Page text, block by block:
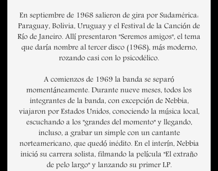
En septiembre de 1968 salieron de gira por Sudamérica:
Paraguay, Bolivia, Uruguay y el Festival de la Canción de
Río de Janeiro. Allí presentaron "Seremos amigos", el tema
que daría nombre al tercer disco (1968), más moderno,
rozando casi con lo psicodélico.
A comienzos de 1969 la banda se separó
momentáneamente. Durante nueve meses, todos los
integrantes de la banda, con excepción de Nebbia,
viajaron por Estados Unidos, conociendo la música local,
escuchando a los "grandes del momento" y llegando,
incluso, a grabar un simple con un cantante
norteamericano, que quedó inédito. En el interín, Nebbia
inició su carrera solista, filmando la película "El extraño
de pelo largo" y lanzando su primer LP.